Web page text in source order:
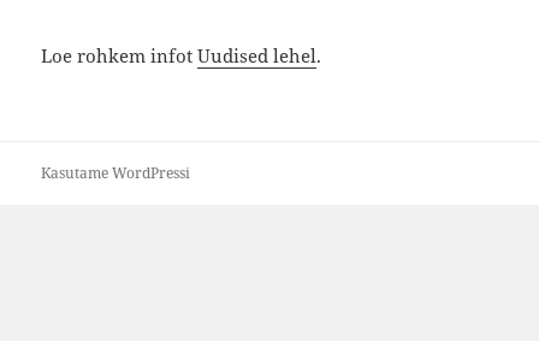
Loe rohkem infotUudised lehel.
Kasutame WordPressi